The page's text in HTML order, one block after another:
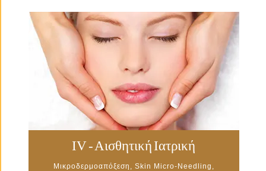
IV - Αισθητική Ιατρική
Μικροδερμοαπόξεση, Skin Micro-Needling,